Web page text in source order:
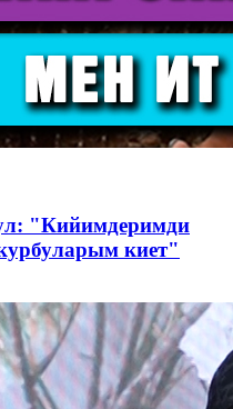
"Кийимдеримди
киет"